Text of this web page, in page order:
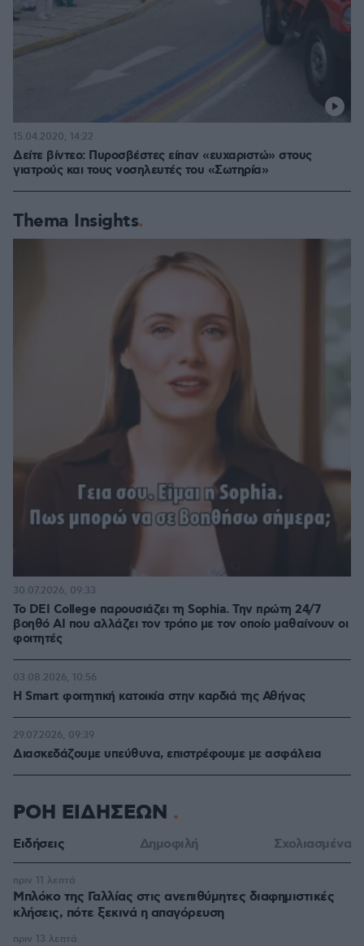
Δείτε βίντεο: Πυροσβέστες είπαν «ευχαριστώ» στους
γιατρούς και τους νοσηλευτές του «Σωτηρία»
15.04.2020, 14:22
Thema Insights
Το DEI College παρουσιάζει τη Sophia. Την πρώτη 24/7
βοηθό AI που αλλάζει τον τρόπο με τον οποίο μαθαίνουν οι
φοιτητές
30.07.2026, 09:33
Η Smart φοιτητική κατοικία στην καρδιά της Αθήνας
03.08.2026, 10:56
Διασκεδάζουμε υπεύθυνα, επιστρέφουμε με ασφάλεια
29.07.2026, 09:39
ΡΟΗ ΕΙΔΗΣΕΩΝ
Ειδήσεις Δημοφιλή Σχολιασμένα
Μπλόκο της Γαλλίας στις ανεπιθύμητες διαφημιστικές
κλήσεις, πότε ξεκινά η απαγόρευση
πριν 11 λεπτά
πριν 13 λεπτά